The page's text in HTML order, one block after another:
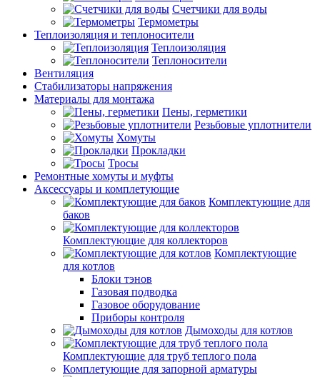
Счетчики для воды
Термометры
Теплоизоляция и теплоносители
Теплоизоляция
Теплоносители
Вентиляция
Стабилизаторы напряжения
Материалы для монтажа
Пены, герметики
Резьбовые уплотнители
Хомуты
Прокладки
Тросы
Ремонтные хомуты и муфты
Аксессуары и комплетующие
Комплектующие для
баков
Комплектующие для коллекторов
Комплектующие
для котлов
Блоки тэнов
Газовая подводка
Газовое оборудование
Приборы контроля
Дымоходы для котлов
Комплектующие для труб теплого пола
Комплетующие для запорной арматуры